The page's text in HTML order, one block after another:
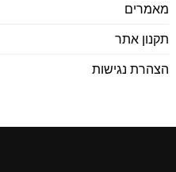
מאמרים
תקנון אתר
הצהרת נגישות